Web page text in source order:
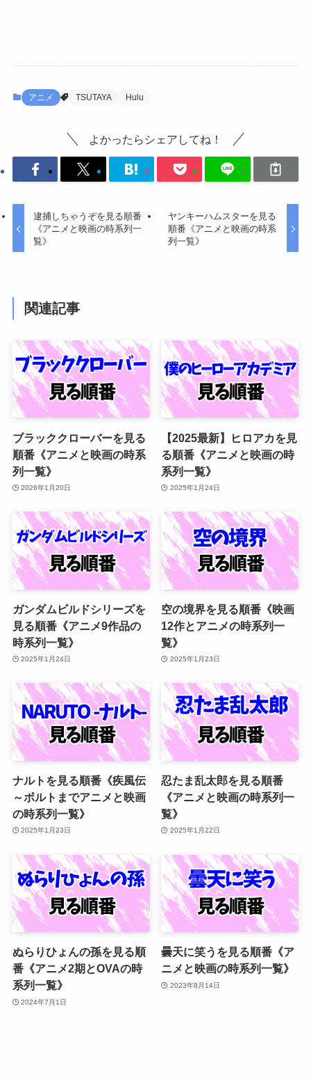
アニメ TSUTAYA Hulu
よかったらシェアしてね！
逮捕しちゃうぞを見る順番
《アニメと映画の時系列一
覧》
ヤンキーハムスターを見る
順番《アニメと映画の時系
列一覧》
関連記事
ブラッククローバーを見る
順番《アニメと映画の時系
列一覧》
2026年1月20日
【2025最新】ヒロアカを見
る順番《アニメと映画の時
系列一覧》
2025年1月24日
ガンダムビルドシリーズを
見る順番《アニメ9作品の
時系列一覧》
2025年1月24日
空の境界を見る順番《映画
12作とアニメの時系列一
覧》
2025年1月23日
ナルトを見る順番《疾風伝
～ボルトまでアニメと映画
の時系列一覧》
2025年1月23日
忍たま乱太郎を見る順番
《アニメと映画の時系列一
覧》
2025年1月22日
ぬらりひょんの孫を見る順
番《アニメ2期とOVAの時
系列一覧》
2024年7月1日
曇天に笑うを見る順番《ア
ニメと映画の時系列一覧》
2023年8月14日